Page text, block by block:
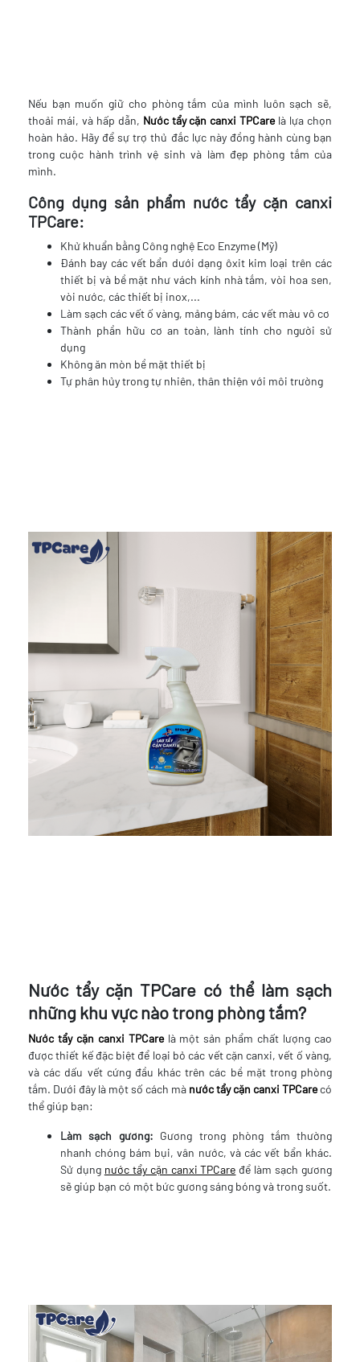
Nếu bạn muốn giữ cho phòng tắm của mình luôn sạch sẽ,
thoải mái, và hấp dẫn, Nước tẩy cặn canxi TPCarelà lựa chọn
hoàn hảo. Hãy để sự trợ thủ đắc lực này đồng hành cùng bạn
trong cuộc hành trình vệ sinh và làm đẹp phòng tắm của
mình.
Công dụng sản phẩm nước tẩy cặn canxi
TPCare:
Khử khuẩn bằng Công nghệ Eco Enzyme (Mỹ)
Đánh bay các vết bẩn dưới dạng ôxit kim loại trên các
thiết bị và bề mặt như vách kính nhà tắm, vòi hoa sen,
vòi nước, các thiết bị inox,...
Làm sạch các vết ố vàng, mảng bám, các vết màu vô cơ
Thành phần hữu cơ an toàn, lành tính cho người sử
dụng
Không ăn mòn bề mặt thiết bị
Tự phân hủy trong tự nhiên, thân thiện với môi trường
Nước tẩy cặn TPCare có thể làm sạch
những khu vực nào trong phòng tắm?
Nước tẩy cặn canxi TPCarelà một sản phẩm chất lượng cao
được thiết kế đặc biệt để loại bỏ các vết cặn canxi, vết ố vàng,
và các dấu vết cứng đầu khác trên các bề mặt trong phòng
tắm. Dưới đây là một số cách mà nước tẩy cặn canxi TPCarecó
thể giúp bạn:
Làm sạch gương: Gương trong phòng tắm thường
nhanh chóng bám bụi, vân nước, và các vết bẩn khác.
Sử dụng nước tẩy cặn canxi TPCare để làm sạch gương
sẽ giúp bạn có một bức gương sáng bóng và trong suốt.